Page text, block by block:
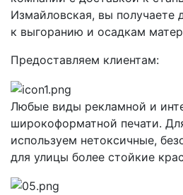
Измайловская, вы получаете
к выгоранию и осадкам
Предоставляем клиентам:
Любые виды рекламной и
широкоформатной печати.
используем нетоксичные,
для улицы более стойкие